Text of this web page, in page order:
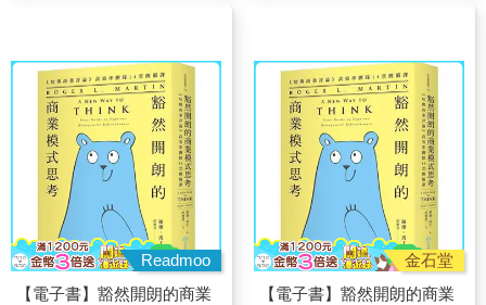
Readmoo
【電子書】豁然開朗的商業
金石堂
【電子書】豁然開朗的商業